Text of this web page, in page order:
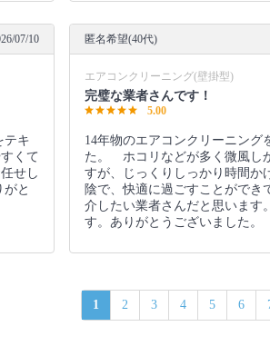
07/10
テキ
くて
せし
と
匿名希望(40代)
エアコンクリーニング(壁掛型)
完璧な業者さんです！
5.00
14年物のエアコンクリーニング
た。 ホコリなどが多く微風し
すが、じっくりしっかり時間か
陰で、快適に過ごすことができ
介したい業者さんだと思います
す。ありがとうございました。
1 2 3 4 5 6